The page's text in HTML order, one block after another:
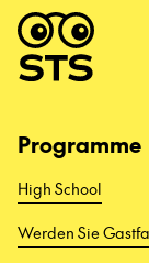
Programme
High School
Werden Sie